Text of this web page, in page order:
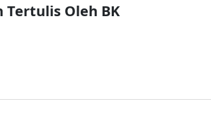
Oleh BK